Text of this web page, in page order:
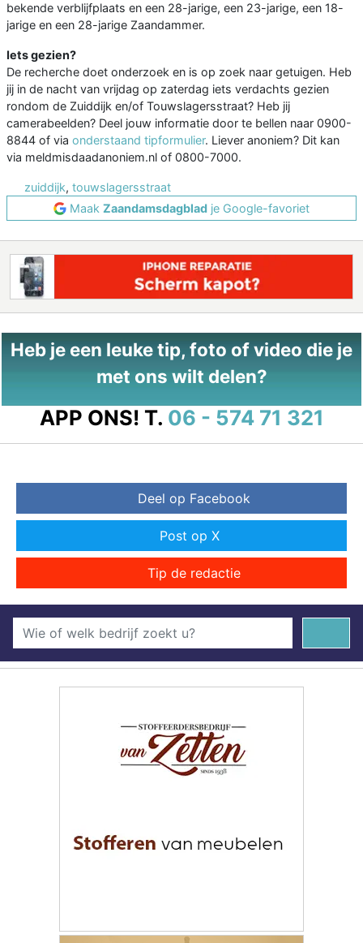
bekende verblijfplaats en een 28-jarige, een 23-jarige, een 18-
jarige en een 28-jarige Zaandammer.
Iets gezien?
De recherche doet onderzoek en is op zoek naar getuigen. Heb
jij in de nacht van vrijdag op zaterdag iets verdachts gezien
rondom de Zuiddijk en/of Touwslagersstraat? Heb jij
camerabeelden? Deel jouw informatie door te bellen naar 0900-
8844 of via onderstaand tipformulier. Liever anoniem? Dit kan
via meldmisdaadanoniem.nl of 0800-7000.
zuiddijk, touwslagersstraat
Maak Zaandamsdagblad je Google-favoriet
Heb je een leuke tip, foto of video die je
met ons wilt delen?
APP ONS! T. 06 - 574 71 321
Deel op Facebook
Post op X
Tip de redactie